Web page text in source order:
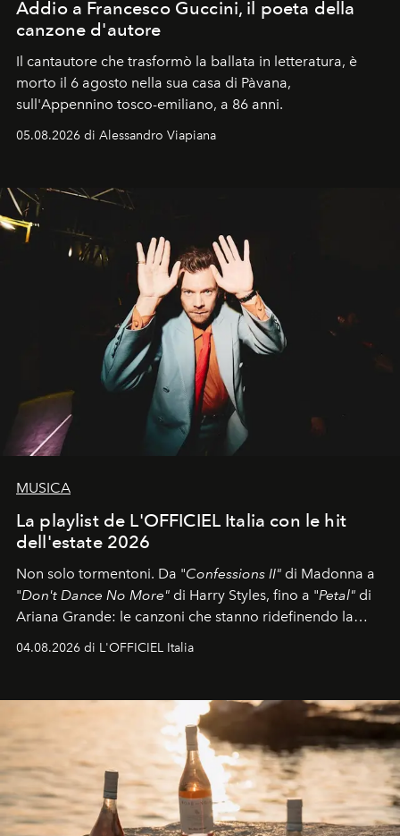
Addio a Francesco Guccini, il poeta della
canzone d'autore
Il cantautore che trasformò la ballata in letteratura, è
morto il 6 agosto nella sua casa di Pàvana,
sull'Appennino tosco-emiliano, a 86 anni.
05.08.2026 di Alessandro Viapiana
MUSICA
La playlist de L'OFFICIEL Italia con le hit
dell'estate 2026
Non solo tormentoni. Da "Confessions II" di Madonna a
"Don't Dance No More" di Harry Styles, fino a "Petal" di
Ariana Grande: le canzoni che stanno ridefinendo la
colonna sonora della stagione.
04.08.2026 di L'OFFICIEL Italia